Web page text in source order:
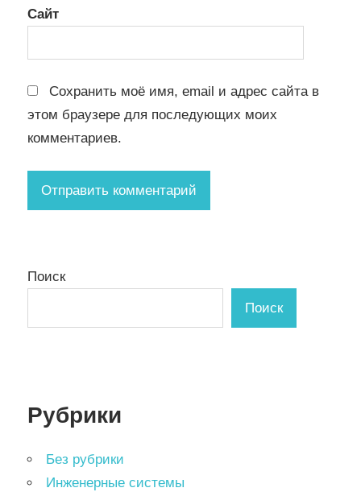
Сайт
Сохранить моё имя, email и адрес сайта в
этом браузере для последующих моих
комментариев.
Поиск
Поиск
Рубрики
Без рубрики
Инженерные системы